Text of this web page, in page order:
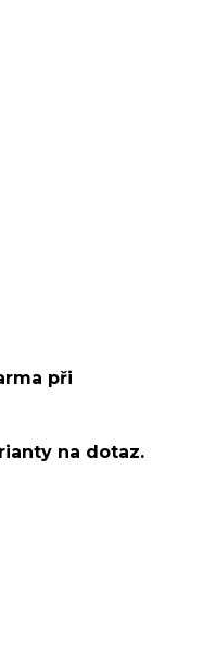
při
na dotaz.